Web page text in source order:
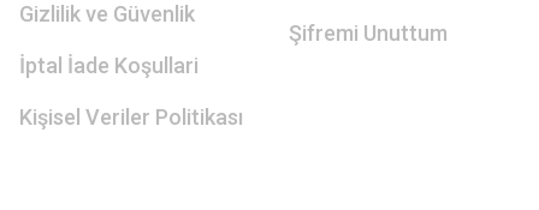
Gizlilik ve Güvenlik
İptal İade Koşullari
Kişisel Veriler Politikası
Şifremi Unuttum